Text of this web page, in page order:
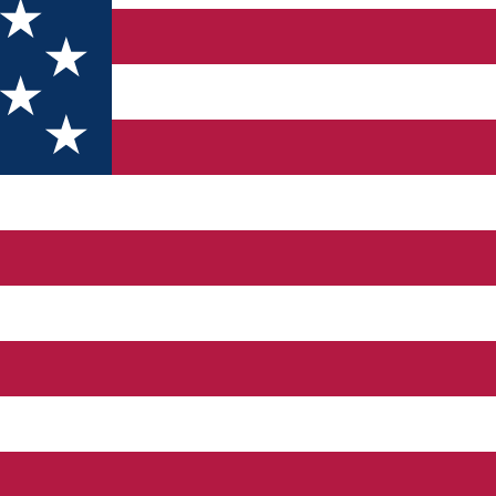
la cererea bancherului N. N. Popp, agricultor, medaliat cu
eclectic francez. Ion D. Berindey (1871–1928) este unul
detaliu, nu lăsa nimic la voia întâmplării, imaginaţia şi
francez, stil pe care îl exersase în anii de studiu la
București, a fost proiectat între anii 1898–1903. Din 1932
acțiunea piesei „Gaițele”, cea mai importanta scriere a sa, în